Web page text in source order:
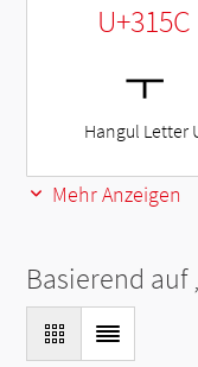
U+315C
ㅜ
Hangul Letter
Mehr Anzeigen
Basierend auf